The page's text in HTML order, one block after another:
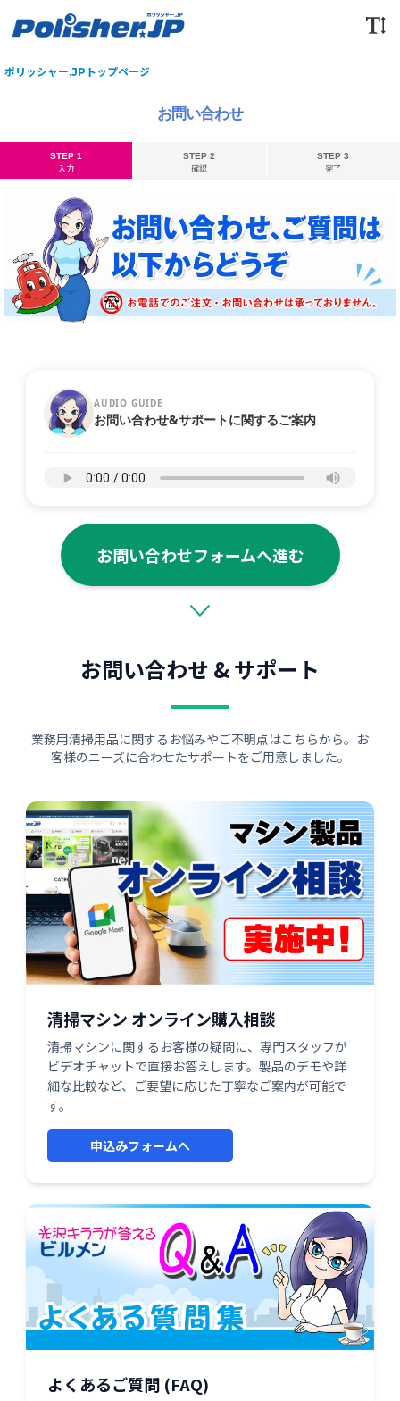
ポリッシャー.JPトップページ
お問い合わせ
STEP 1
入力
STEP 2
確認
STEP 3
完了
AUDIO GUIDE
お問い合わせ&サポートに関するご案内
お問い合わせフォームへ進む
お問い合わせ & サポート
業務用清掃用品に関するお悩みやご不明点はこちらから。お
客様のニーズに合わせたサポートをご用意しました。
清掃マシン オンライン購入相談
清掃マシンに関するお客様の疑問に、専門スタッフが
ビデオチャットで直接お答えします。製品のデモや詳
細な比較など、ご要望に応じた丁寧なご案内が可能で
す。
申込みフォームへ
よくあるご質問 (FAQ)